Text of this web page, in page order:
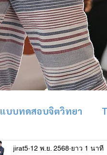
แบบทดสอบจิตวิทยา
jirat5 12 พ.ย. 2568 ยาว 1 นาที